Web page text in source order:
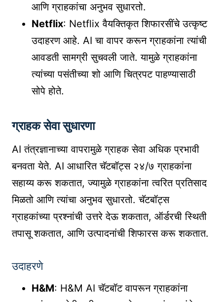
आणि ग्राहकांचा अनुभव सुधारतो.
Netflix: Netflix वैयक्तिकृत शिफारसींचे उत्कृष्ट
उदाहरण आहे. AI चा वापर करून ग्राहकांना त्यांची
आवडती सामग्री सुचवली जाते. यामुळे ग्राहकांना
त्यांच्या पसंतीच्या शो आणि चित्रपट पाहण्यासाठी
सोपे होते.
ग्राहक सेवा सुधारणा
AI तंत्रज्ञानाच्या वापरामुळे ग्राहक सेवा अधिक प्रभावी
बनवता येते. AI आधारित चॅटबॉट्स २४/७ ग्राहकांना
सहाय्य करू शकतात, ज्यामुळे ग्राहकांना त्वरित प्रतिसाद
मिळतो आणि त्यांचा अनुभव सुधारतो. चॅटबॉट्स
ग्राहकांच्या प्रश्नांची उत्तरे देऊ शकतात, ऑर्डरची स्थिती
तपासू शकतात, आणि उत्पादनांची शिफारस करू शकतात.
उदाहरणे
H&M: H&M AI चॅटबॉट वापरून ग्राहकांना